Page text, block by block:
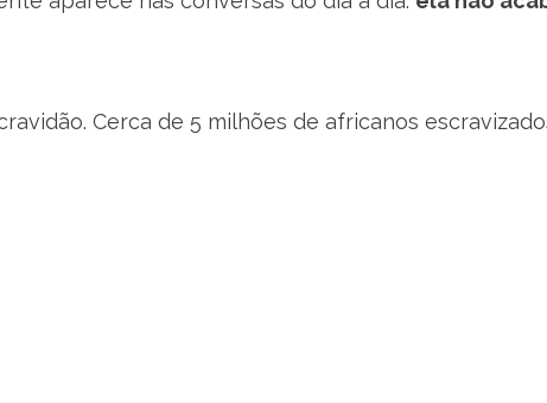
Cerca de 5 milhões de africanos